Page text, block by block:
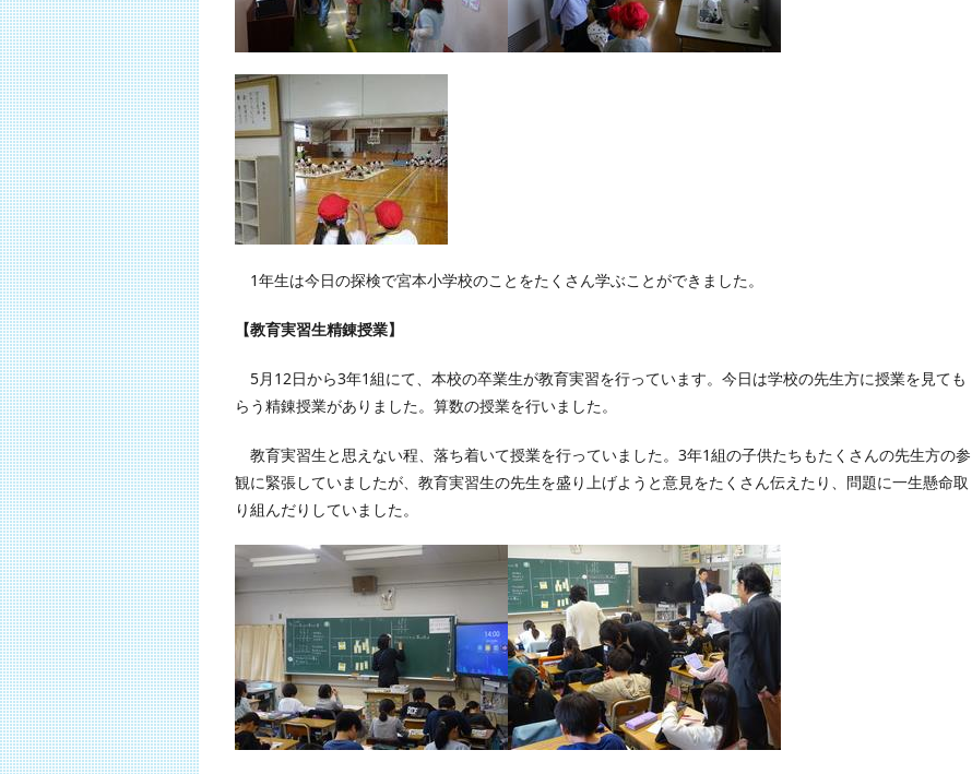
1年生は今日の探検で宮本小学校のことをたくさん学ぶことができました。
【教育実習生精錬授業】
5月12日から3年1組にて、本校の卒業生が教育実習を行っています。今日は学校の先生方に授業を見ても
らう精錬授業がありました。算数の授業を行いました。
教育実習生と思えない程、落ち着いて授業を行っていました。3年1組の子供たちもたくさんの先生方の参
観に緊張していましたが、教育実習生の先生を盛り上げようと意見をたくさん伝えたり、問題に一生懸命取
り組んだりしていました。